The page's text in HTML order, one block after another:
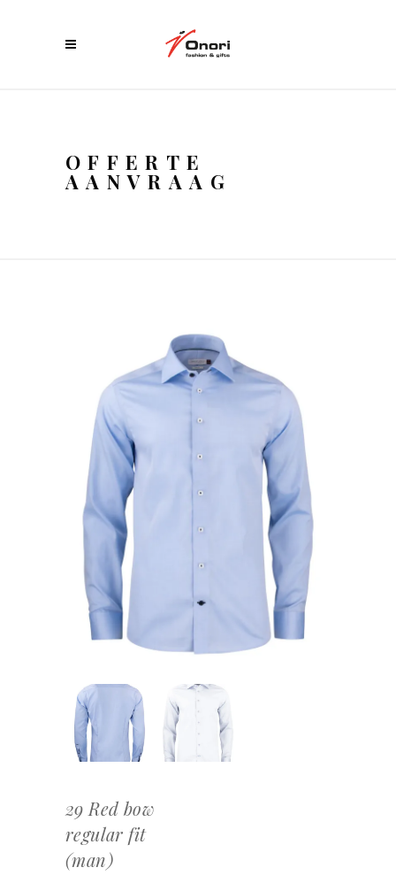
OFFERTE
AANVRAAG
29 Red bow
regular fit
(man)